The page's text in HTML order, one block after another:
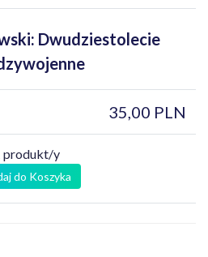
Dwudziestolecie
35,00 PLN
produkt/y
do Koszyka